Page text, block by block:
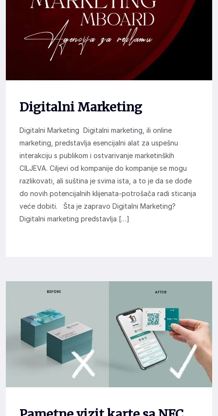
Digitalni Marketing
Digitalni Marketing Digitalni marketing, ili online
marketing, predstavlja esencijalni alat za uspešnu
interakciju s publikom i ostvarivanje marketinških
CILJEVA. Ciljevi od kompanije do kompanije se mogu
razlikovati, ali suština je svima ista, a to je da se dođe
do novih potencijalnih klijenata-potrošača radi sticanja
veće dobiti. Šta je zapravo Digitalni Marketing?
Digitalni marketing predstavlja […]